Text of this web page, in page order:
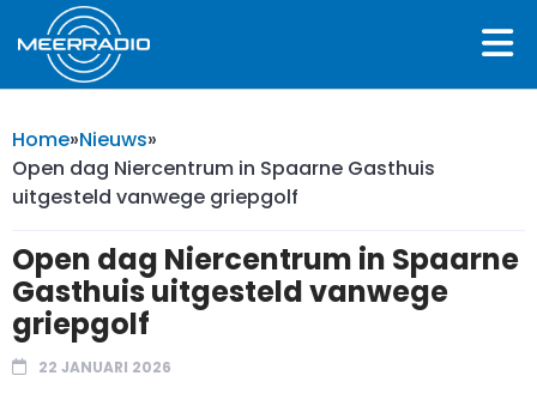
Home»Nieuws»
Open dag Niercentrum in Spaarne Gasthuis
uitgesteld vanwege griepgolf
Open dag Niercentrum in Spaarne
Gasthuis uitgesteld vanwege
griepgolf
22 JANUARI 2026